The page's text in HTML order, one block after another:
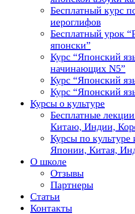
Бесплатный курс
иероглифов
Бесплатный урок
японски”
Курс “Японский
начинающих N5”
Курс “Японский
Курс “Японский
Курсы о культуре
Бесплатные
Китаю, Индии,
Курсы по культуре
Японии, Китая,
О школе
Отзывы
Партнеры
Статьи
Контакты